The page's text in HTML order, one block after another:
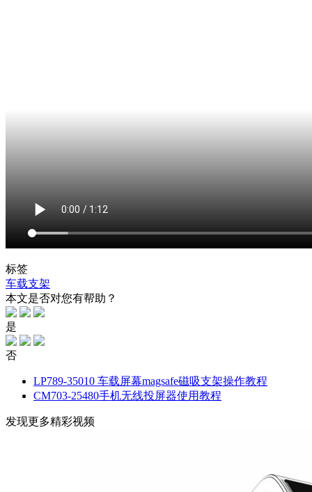
标签
车载支架
本文是否对您有帮助？
是
否
LP789-35010 车载屏幕magsafe磁吸支架操作教程
CM703-25480手机无线投屏器使用教程
发现更多精彩视频